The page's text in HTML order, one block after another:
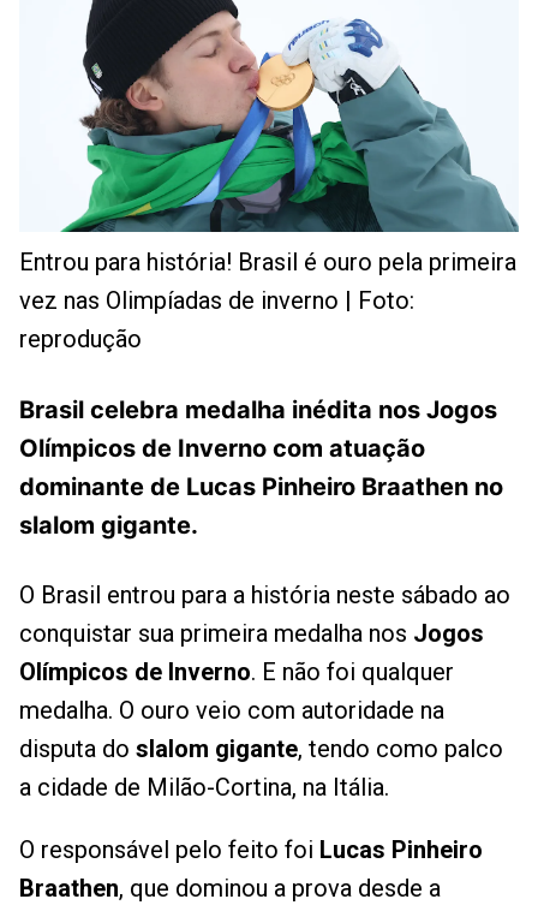
Entrou para história! Brasil é ouro pela primeira
vez nas Olimpíadas de inverno | Foto:
reprodução
Brasil celebra medalha inédita nos Jogos
Olímpicos de Inverno com atuação
dominante de Lucas Pinheiro Braathen no
slalom gigante.
O Brasil entrou para a história neste sábado ao
conquistar sua primeira medalha nos Jogos
Olímpicos de Inverno. E não foi qualquer
medalha. O ouro veio com autoridade na
disputa do slalom gigante, tendo como palco
a cidade de Milão-Cortina, na Itália.
O responsável pelo feito foi Lucas Pinheiro
Braathen, que dominou a prova desde a